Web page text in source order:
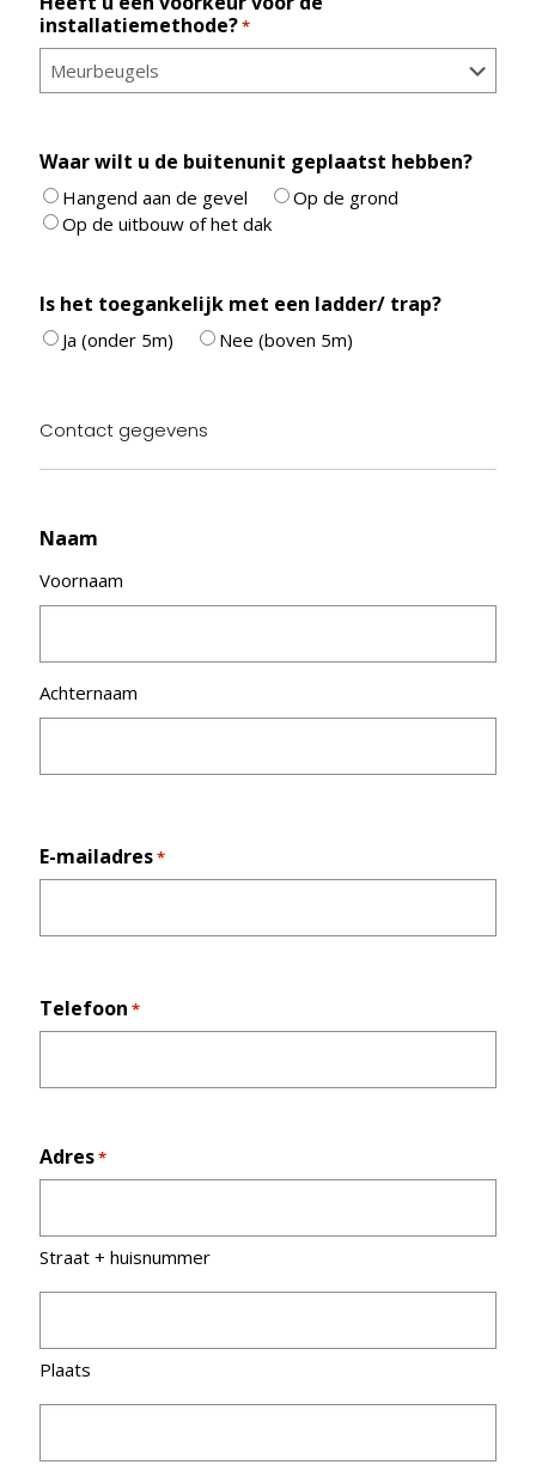
installatiemethode?*
Waar wilt u de buitenunit geplaatst hebben?
Hangend aan de gevel
Op de grond
Op de uitbouw of het dak
Is het toegankelijk met een ladder/ trap?
Ja (onder 5m) Nee (boven 5m)
Contact gegevens
Naam
Voornaam
Achternaam
E-mailadres*
Telefoon *
Adres*
Straat + huisnummer
Plaats